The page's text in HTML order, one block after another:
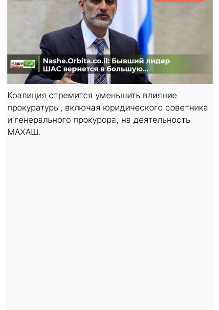
Коалиция стремится уменьшить влияние
прокуратуры, включая юридического советника
и генерального прокурора, на деятельность
МАХАШ.